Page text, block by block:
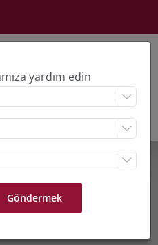
yardım edin


